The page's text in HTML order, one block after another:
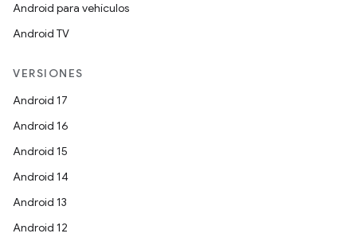
Android para vehículos
Android TV
VERSIONES
Android 17
Android 16
Android 15
Android 14
Android 13
Android 12